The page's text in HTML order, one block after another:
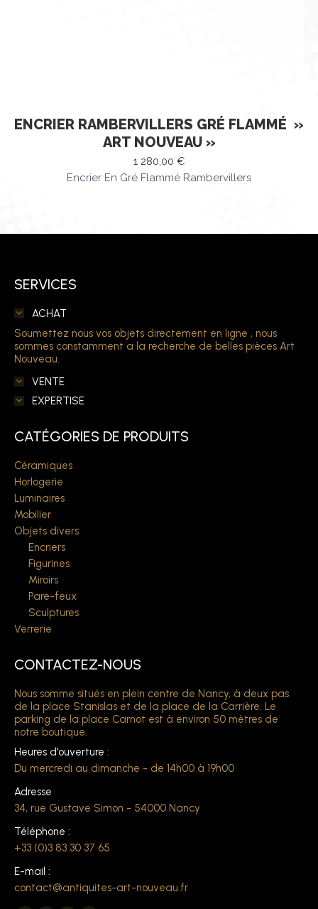
ENCRIER RAMBERVILLERS GRÉ FLAMMÉ »
ART NOUVEAU »
1 280,00 €
Encrier En Gré Flammé Rambervillers
SERVICES
ACHAT
Soumettez nous vos objets directement en ligne , nous
sommes constamment a la recherche de belles pièces Art
Nouveau.
VENTE
EXPERTISE
CATÉGORIES DE PRODUITS
Céramiques
Horlogerie
Luminaires
Mobilier
Objets divers
Encriers
Figurines
Miroirs
Pare-feux
Sculptures
Verrerie
CONTACTEZ-NOUS
Nous somme situés en plein centre de Nancy, à deux pas
de la place Stanislas et de la place de la Carrière. Le
parking de la place Carnot est à environ 50 mètres de
notre boutique.
Heures d'ouverture :
Du mercredi au dimanche - de 14h00 à 19h00
Adresse
34, rue Gustave Simon - 54000 Nancy
Téléphone :
+33 (0)3 83 30 37 65
E-mail :
contact@antiquites-art-nouveau.fr